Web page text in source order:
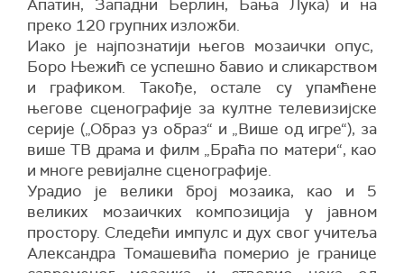
Апатин, Западни Берлин, Бања Лука) и на
преко 120 групних изложби.
Иако је најпознатији његов мозаички опус,
Боро Њежић се успешно бавио и сликарством
и графиком. Такође, остале су упамћене
његове сценографије за култне телевизијске
серије („Образ уз образ“ и „Више од игре“), за
више ТВ драма и филм „Браћа по матери“, као
и многе ревијалне сценографије.
Урадио је велики број мозаика, као и 5
великих мозаичких композиција у јавном
простору. Следећи импулс и дух свог учитеља
Александра Томашевића померио је границе